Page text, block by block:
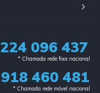
224 096 437
* Chamada rede fixa nacional​
918 460 481
* Chamada rede móvel nacional